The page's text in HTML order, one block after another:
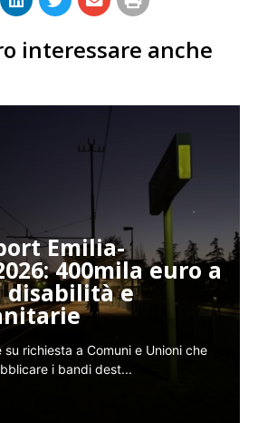
interessare anche
Emilia-
400mila euro a
disabilità e
su richiesta a Comuni e Unioni che
i bandi dest...